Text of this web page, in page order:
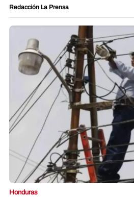
Redacción La Prensa
Honduras